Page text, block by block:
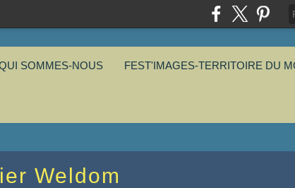
SOMMES-NOUS FEST'IMAGES-TERRITOIRE DU
Weldom